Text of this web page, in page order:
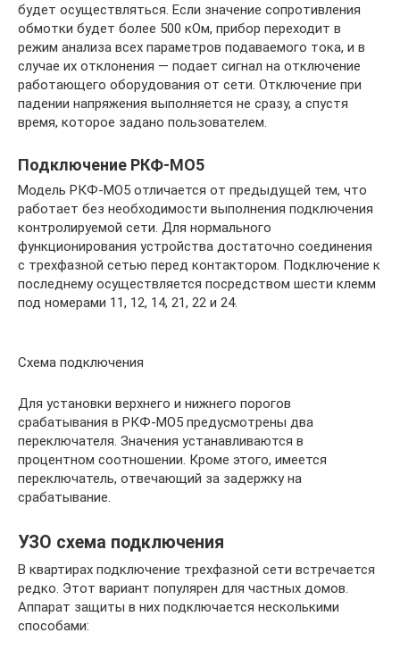
будет осуществляться. Если значение сопротивления
обмотки будет более 500 кОм, прибор переходит в
режим анализа всех параметров подаваемого тока, и в
случае их отклонения — подает сигнал на отключение
работающего оборудования от сети. Отключение при
падении напряжения выполняется не сразу, а спустя
время, которое задано пользователем.
Подключение РКФ-МО5
Модель РКФ-МО5 отличается от предыдущей тем, что
работает без необходимости выполнения подключения
контролируемой сети. Для нормального
функционирования устройства достаточно соединения
с трехфазной сетью перед контактором. Подключение к
последнему осуществляется посредством шести клемм
под номерами 11, 12, 14, 21, 22 и 24.
Схема подключения
Для установки верхнего и нижнего порогов
срабатывания в РКФ-МО5 предусмотрены два
переключателя. Значения устанавливаются в
процентном соотношении. Кроме этого, имеется
переключатель, отвечающий за задержку на
срабатывание.
УЗО схема подключения
В квартирах подключение трехфазной сети встречается
редко. Этот вариант популярен для частных домов.
Аппарат защиты в них подключается несколькими
способами: